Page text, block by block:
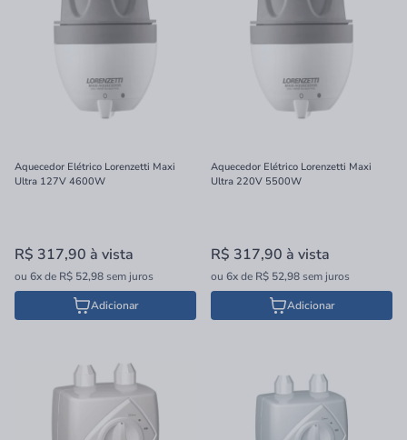
Aquecedor Elétrico Lorenzetti Maxi
Ultra 127V 4600W
R$ 317,90 à vista
ou 6xde R$ 52,98sem juros
Adicionar
Aquecedor Elétrico Lorenzetti Maxi
Ultra 220V 5500W
R$ 317,90 à vista
ou 6xde R$ 52,98sem juros
Adicionar